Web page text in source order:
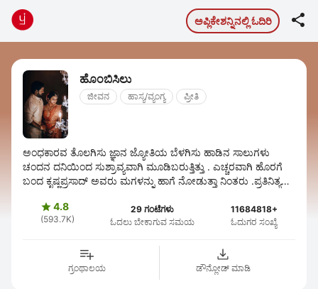
ಅಪ್ಲಿಕೇಶನ್ನಿನಲ್ಲಿ ಓದಿರಿ 
ಹೊಂಬಿಸಿಲು
ಜೀವನ ಹಾಸ್ಯ/ವ್ಯಂಗ್ಯ ಪ್ರೀತಿ
ಅಂಧಕಾರವ ತೊಲಗಿಸು ಜ್ಞಾನ ಜ್ಯೋತಿಯ ಬೆಳಗಿಸು ಹಾಡಿನ ಸಾಲುಗಳು
ಚಂದನ ದನಿಯಿಂದ ಸುಶ್ರಾವ್ಯವಾಗಿ ಮೂಡಿಬರುತ್ತಿತ್ತು . ಎಚ್ಚರವಾಗಿ ಹೊರಗೆ
ಬಂದ ಕೃಷ್ಣಪ್ರಸಾದ್ ಅವರು ಮಗಳನ್ನು ಹಾಗೆ ನೋಡುತ್ತಾ ನಿಂತರು .ಪ್ರತಿನಿತ್ಯವೂ
4.8
(593.7K)
29 ಗಂಟೆಗಳು
ಓದಲು ಬೇಕಾಗುವ ಸಮಯ
11684818+
ಓದುಗರ ಸಂಖ್ಯೆ
ಗ್ರಂಥಾಲಯ ಡೌನ್ಲೋಡ್ ಮಾಡಿ